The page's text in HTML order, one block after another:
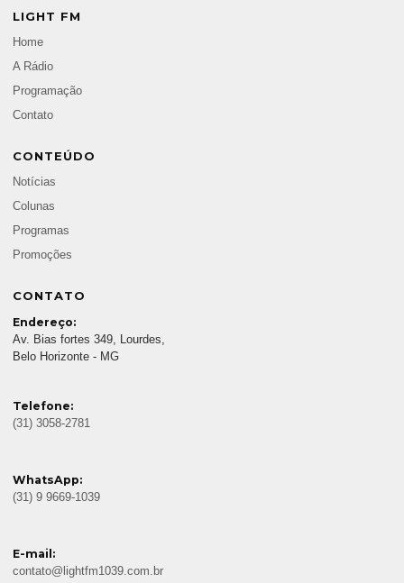
LIGHT FM
Home
A Rádio
Programação
Contato
CONTEÚDO
Notícias
Colunas
Programas
Promoções
CONTATO
Endereço:
Av. Bias fortes 349, Lourdes,
Belo Horizonte - MG
Telefone:
(31) 3058-2781
WhatsApp:
(31) 9 9669-1039
E-mail:
contato@lightfm1039.com.br